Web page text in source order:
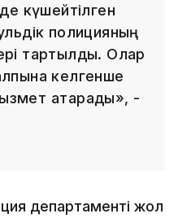
күшейтілген
полицияның
тартылды. Олар
келгенше
атқарады», -
департаменті жол